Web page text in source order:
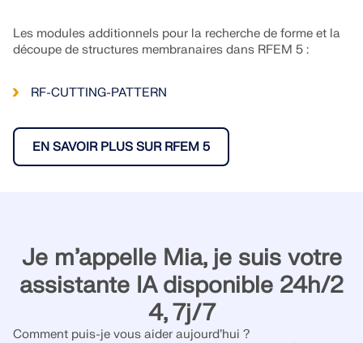
Les modules additionnels pour la recherche de forme et la
découpe de structures membranaires dans RFEM 5 :
RF-CUTTING-PATTERN
EN SAVOIR PLUS SUR RFEM 5
Je m’appelle Mia, je suis votre
assistante IA disponible 24h/2
4, 7j/7
Comment puis-je vous aider aujourd’hui ?